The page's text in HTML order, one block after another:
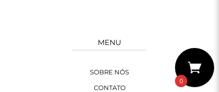
MENU
SOBRE NÓS
CONTATO
0